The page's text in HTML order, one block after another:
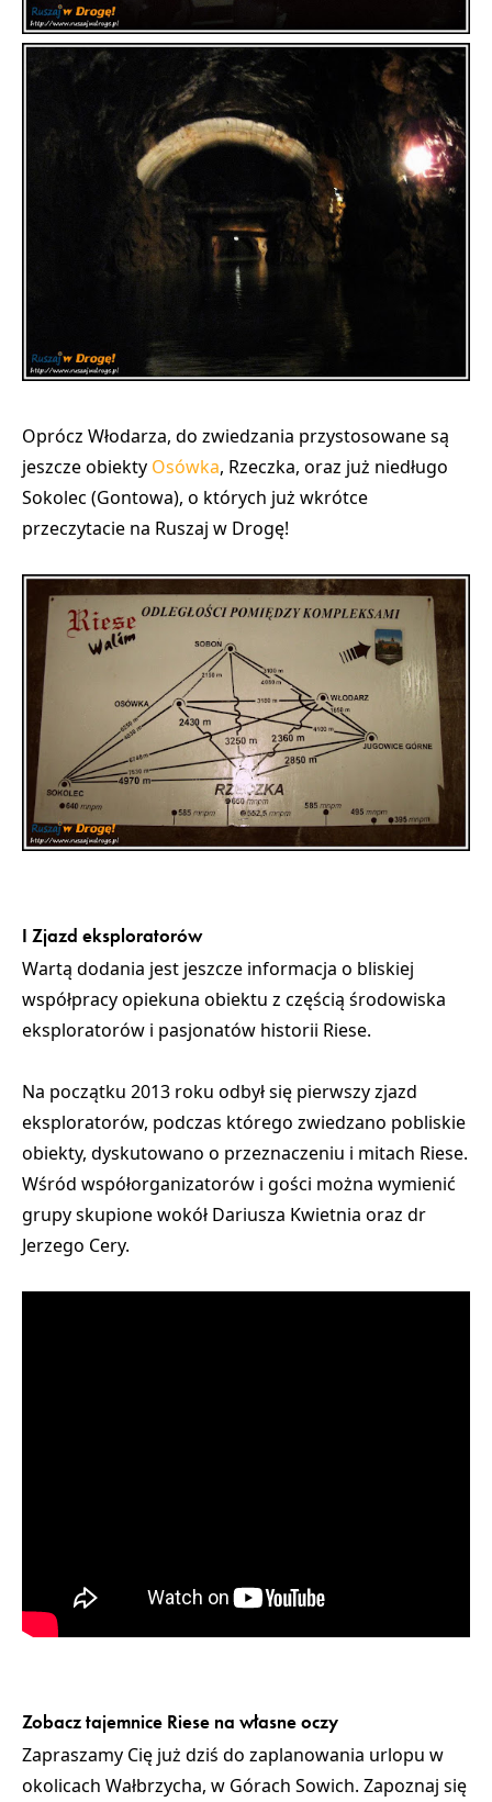
Oprócz Włodarza, do zwiedzania przystosowane są
jeszcze obiekty Osówka, Rzeczka, oraz już niedługo
Sokolec (Gontowa), o których już wkrótce
przeczytacie na Ruszaj w Drogę!
I Zjazd eksploratorów
Wartą dodania jest jeszcze informacja o bliskiej
współpracy opiekuna obiektu z częścią środowiska
eksploratorów i pasjonatów historii Riese.
Na początku 2013 roku odbył się pierwszy zjazd
eksploratorów, podczas którego zwiedzano pobliskie
obiekty, dyskutowano o przeznaczeniu i mitach Riese.
Wśród współorganizatorów i gości można wymienić
grupy skupione wokół Dariusza Kwietnia oraz dr
Jerzego Cery.
Zobacz tajemnice Riese na własne oczy
Zapraszamy Cię już dziś do zaplanowania urlopu w
okolicach Wałbrzycha, w Górach Sowich. Zapoznaj się